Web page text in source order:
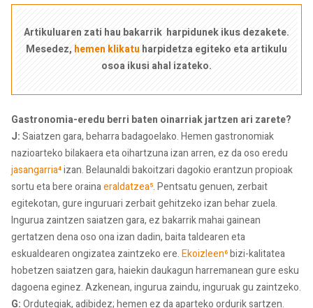
Artikuluaren zati hau bakarrik harpidunek ikus dezakete.
Mesedez, hemen klikatu harpidetza egiteko eta artikulu
osoa ikusi ahal izateko.
Gastronomia-eredu berri baten oinarriak jartzen ari zarete?
J:Saiatzen gara, beharra badagoelako. Hemen gastronomiak
nazioarteko bilakaera eta oihartzuna izan arren, ez da oso eredu
jasangarria⁴izan. Belaunaldi bakoitzari dagokio eran­tzun propioak
sortu eta bere orainaeralda­tzea⁵. Pentsatu genuen, zerbait
egitekotan, gure inguruari zerbait gehitzeko izan behar zuela.
Ingurua zaintzen saiatzen gara, ez bakarrik mahai gainean
gertatzen dena oso ona izan dadin, baita taldearen eta
eskualdearen ongizatea zaintzeko ere.Ekoizleen⁶bizi-kalitatea
hobetzen saiatzen gara, haiekin daukagun harremanean gure esku
dagoena eginez. Azkenean, ingurua zaindu, inguruak gu zaintzeko.
G:Ordutegiak, adibidez; hemen ez da aparteko ordurik sartzen.